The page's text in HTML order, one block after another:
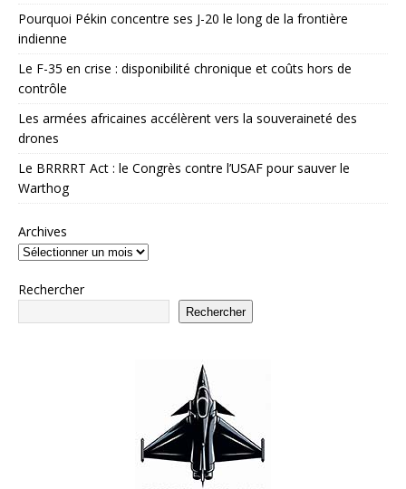
Pourquoi Pékin concentre ses J-20 le long de la frontière
indienne
Le F-35 en crise : disponibilité chronique et coûts hors de
contrôle
Les armées africaines accélèrent vers la souveraineté des
drones
Le BRRRRT Act : le Congrès contre l’USAF pour sauver le
Warthog
Archives
Rechercher
Rechercher